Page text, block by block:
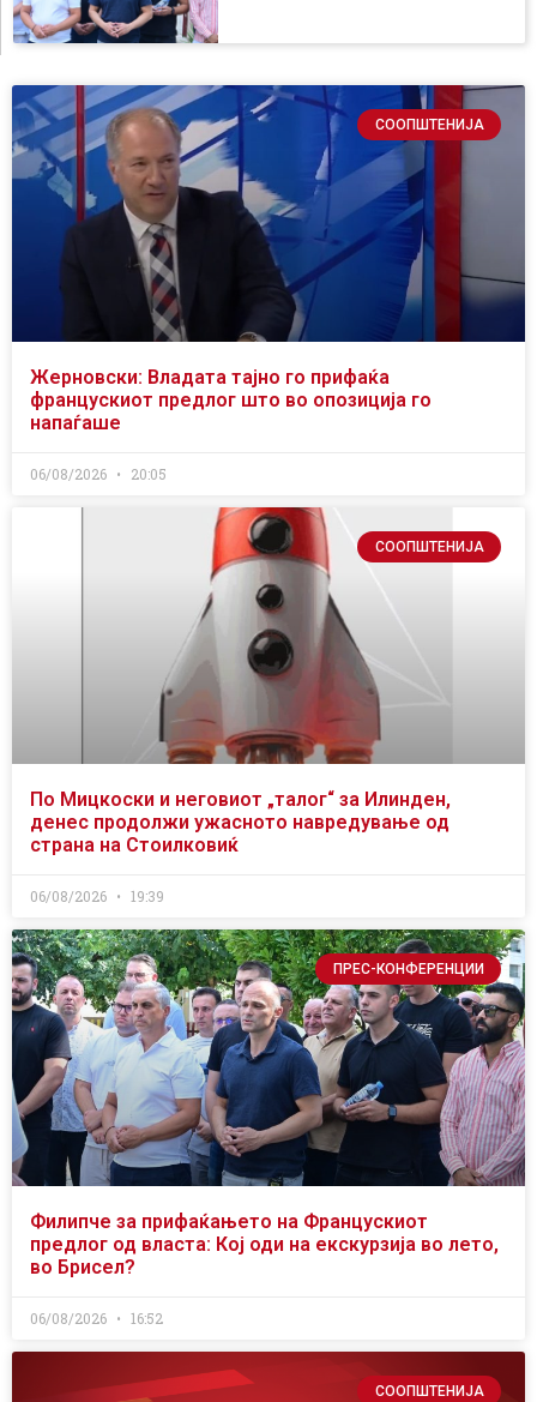
СООПШТЕНИЈА
Жерновски: Владата тајно го прифаќа
францускиот предлог што во опозиција го
напаѓаше
06/08/2026 20:05
СООПШТЕНИЈА
По Мицкоски и неговиот „талог“ за Илинден,
денес продолжи ужасното навредување од
страна на Стоилковиќ
06/08/2026 19:39
ПРЕС-КОНФЕРЕНЦИИ
Филипче за прифаќањето на Францускиот
предлог од власта: Кој оди на екскурзија во лето,
во Брисел?
06/08/2026 16:52
СООПШТЕНИЈА